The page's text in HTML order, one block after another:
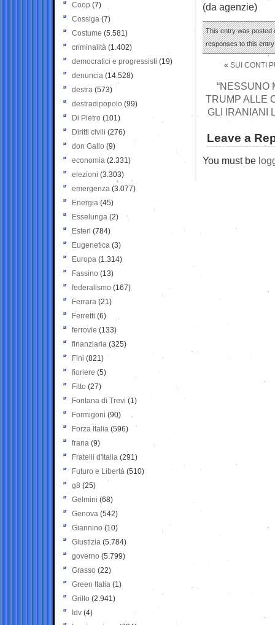
(da agenzie)
This entry was posted
responses to this
« SUI CONTI
“NESSUNO
TRUMP ALLE
GLI IRANIANI
Leave a
You must be
Coop (7)
Cossiga (7)
Costume (5.581)
criminalità (1.402)
democratici e progressisti (19)
denuncia (14.528)
destra (573)
destradipopolo (99)
Di Pietro (101)
Diritti civili (276)
don Gallo (9)
economia (2.331)
elezioni (3.303)
emergenza (3.077)
Energia (45)
Esselunga (2)
Esteri (784)
Eugenetica (3)
Europa (1.314)
Fassino (13)
federalismo (167)
Ferrara (21)
Ferretti (6)
ferrovie (133)
finanziaria (325)
Fini (821)
fioriere (5)
Fitto (27)
Fontana di Trevi (1)
Formigoni (90)
Forza Italia (596)
frana (9)
Fratelli d'Italia (291)
Futuro e Libertà (510)
g8 (25)
Gelmini (68)
Genova (542)
Giannino (10)
Giustizia (5.784)
governo (5.799)
Grasso (22)
Green Italia (1)
Grillo (2.941)
Idv (4)